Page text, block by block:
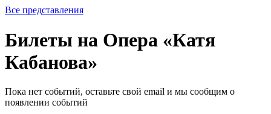
Все представления
Билеты на Опера «Катя
Кабанова»
Пока нет событий, оставьте свой email и мы сообщим о
появлении событий